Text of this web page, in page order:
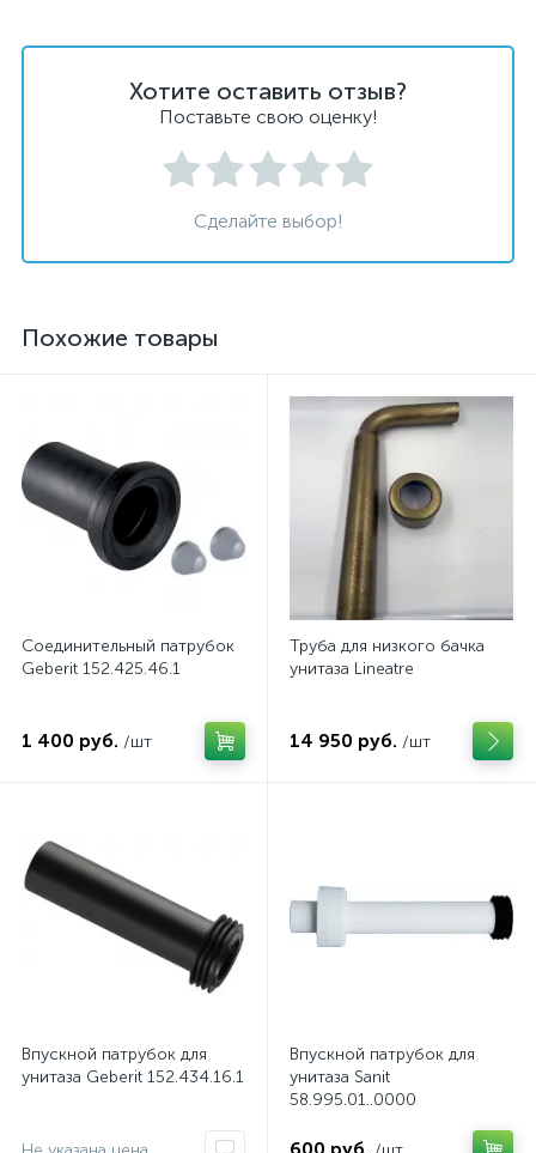
Хотите оставить отзыв?
Поставьте свою оценку!
Сделайте выбор!
Похожие товары
Соединительный патрубок
Geberit 152.425.46.1
1 400 руб. /шт
Труба для низкого бачка
унитаза Lineatre
14 950 руб. /шт
Впускной патрубок для
унитаза Geberit 152.434.16.1
Впускной патрубок для
унитаза Sanit
58.995.01..0000